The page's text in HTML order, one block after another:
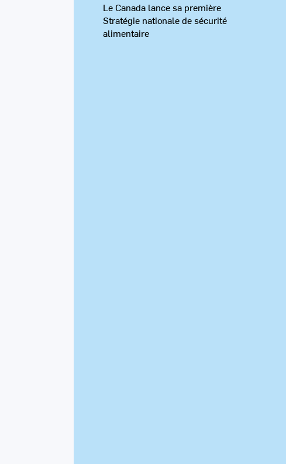
Le Canada lance sa première
Stratégie nationale de sécurité
alimentaire